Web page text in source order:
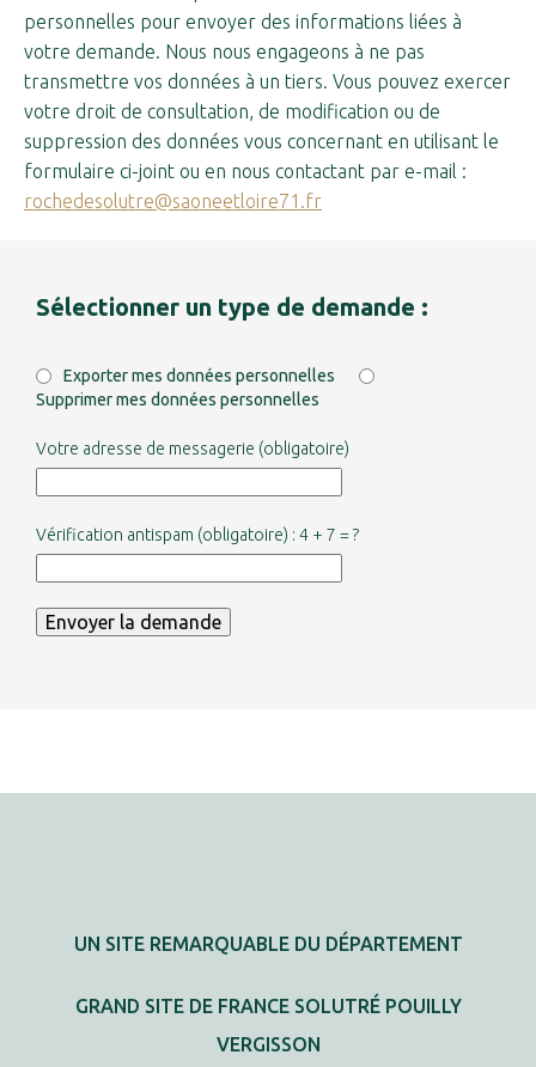
personnelles pour envoyer des informations liées à
votre demande. Nous nous engageons à ne pas
transmettre vos données à un tiers. Vous pouvez exercer
votre droit de consultation, de modification ou de
suppression des données vous concernant en utilisant le
formulaire ci-joint ou en nous contactant par e-mail :
rochedesolutre@saoneetloire71.fr
Sélectionner un type de demande :
Exporter mes données personnelles
Supprimer mes données personnelles
Votre adresse de messagerie (obligatoire)
Vérification antispam (obligatoire) : 4 + 7 = ?
UN SITE REMARQUABLE DU DÉPARTEMENT
GRAND SITE DE FRANCE SOLUTRÉ POUILLY
VERGISSON